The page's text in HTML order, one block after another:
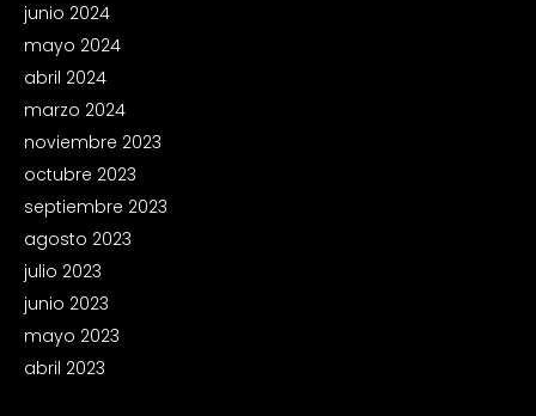
junio 2024
mayo 2024
abril 2024
marzo 2024
noviembre 2023
octubre 2023
septiembre 2023
agosto 2023
julio 2023
junio 2023
mayo 2023
abril 2023